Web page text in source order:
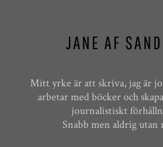
Mitt yrke är att skriva, jag är
arbetar med böcker och
journalistiskt
Snabb men aldrig